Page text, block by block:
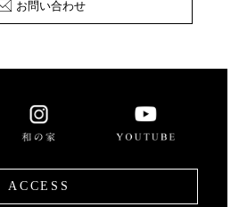
お問い合わせ
ACCESS